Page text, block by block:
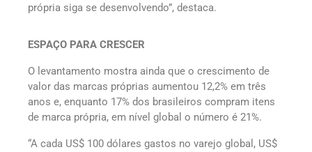
própria siga se desenvolvendo”, destaca.
ESPAÇO PARA CRESCER
O levantamento mostra ainda que o crescimento de
valor das marcas próprias aumentou 12,2% em três
anos e, enquanto 17% dos brasileiros compram itens
de marca própria, em nível global o número é 21%.
“A cada US$ 100 dólares gastos no varejo global, US$